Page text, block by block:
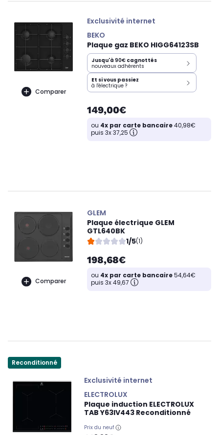
Comparer
Exclusivité internet
BEKO
Plaque gaz BEKO HIGG64123SB
Jusqu'à 90€ cagnottés
nouveaux adhérents
Et si vous passiez
à l'électrique ?
149,00€
ou 4x par carte bancaire40,98€
puis 3x 37,25
Comparer
GLEM
Plaque électrique GLEM
GTL640BK
1/5(1)
198,68€
ou 4x par carte bancaire54,64€
puis 3x 49,67
Reconditionné
Exclusivité internet
ELECTROLUX
Plaque induction ELECTROLUX
TAB Y63IV443 Reconditionné
Prix du neuf